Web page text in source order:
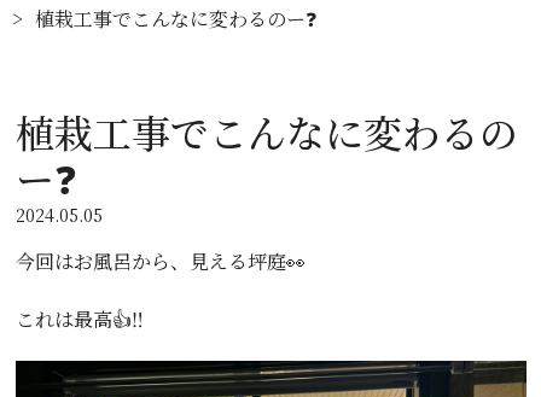
植栽工事でこんなに変わるのー❓
植栽工事でこんなに変わるの
ー❓
2024.05.05
今回はお風呂から、見える坪庭👀
これは最高👍‼️